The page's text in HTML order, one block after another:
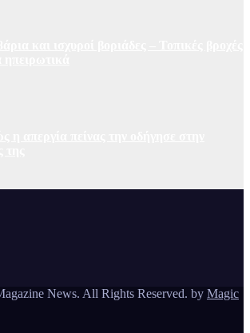
News. All Rights Reserved. by Magic